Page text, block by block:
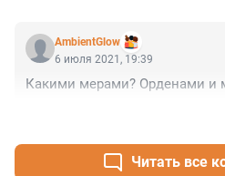
AmbientGlow
6 июля 2021, 19:39
Какими мерами? Орденами и
Читать все